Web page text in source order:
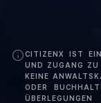
CITIZENX IST
UND ZUGANG ZU
KEINE
ODER